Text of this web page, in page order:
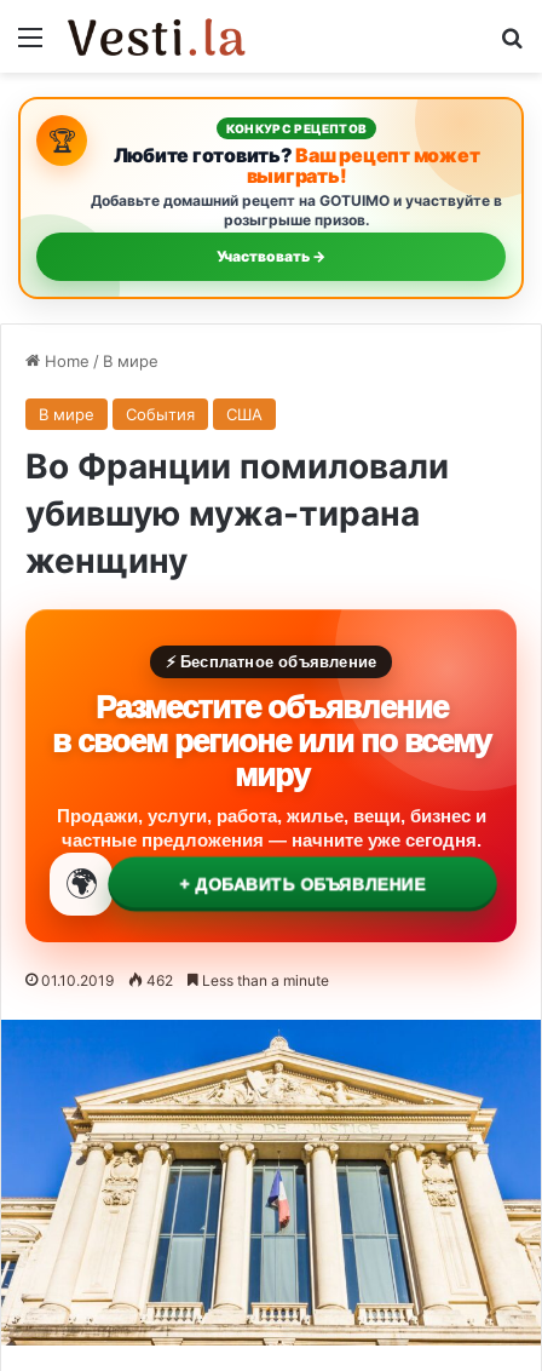
Menu
🏆 КОНКУРС РЕЦЕПТОВ
Любите готовить?Ваш рецепт может
выиграть!
Добавьте домашний рецепт на GOTUIMO и участвуйте в
розыгрыше призов.
Участвовать →
Home / В мире
В мире События США
Во Франции помиловали
убившую мужа-тирана
женщину
⚡ Бесплатное объявление
Разместите объявление
в своем регионе или по всему
миру
Продажи, услуги, работа, жилье, вещи, бизнес и
частные предложения — начните уже сегодня.
🌍 + ДОБАВИТЬ ОБЪЯВЛЕНИЕ
01.10.2019 462 Less than a minute